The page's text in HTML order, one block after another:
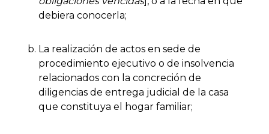
debiera conocerla;
La realización de actos en sede de
procedimiento ejecutivo o de insolvencia
relacionados con la concreción de
diligencias de entrega judicial de la casa
que constituya el hogar familiar;